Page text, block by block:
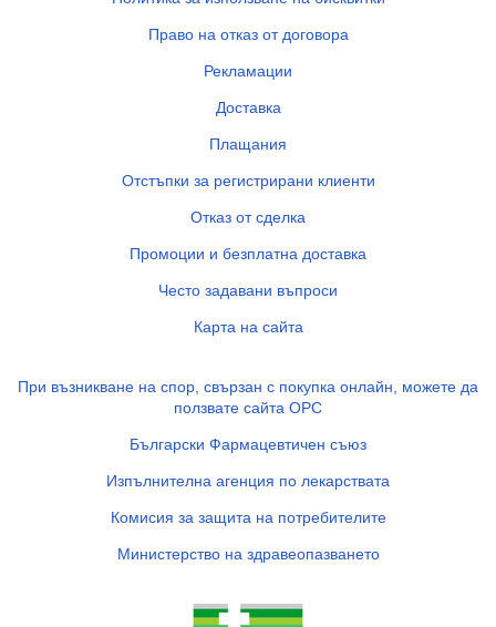
Право на отказ от договора
Рекламации
Доставка
Плащания
Отстъпки за регистрирани клиенти
Отказ от сделка
Промоции и безплатна доставка
Често задавани въпроси
Карта на сайта
При възникване на спор, свързан с покупка онлайн, можете да
ползвате сайта ОРС
Български Фармацевтичен съюз
Изпълнителна агенция по лекарствата
Комисия за защита на потребителите
Министерство на здравеопазването